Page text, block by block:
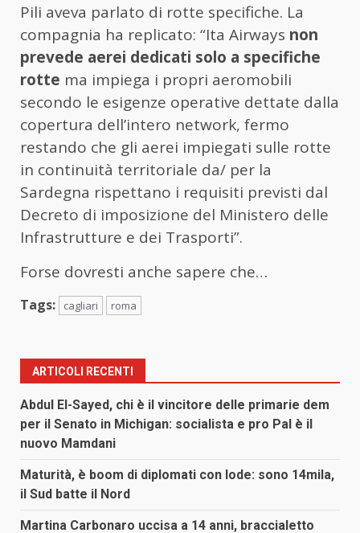
Pili aveva parlato di rotte specifiche. La
compagnia ha replicato: “Ita Airways non
prevede aerei dedicati solo a specifiche
rotte ma impiega i propri aeromobili
secondo le esigenze operative dettate dalla
copertura dell’intero network, fermo
restando che gli aerei impiegati sulle rotte
in continuità territoriale da/ per la
Sardegna rispettano i requisiti previsti dal
Decreto di imposizione del Ministero delle
Infrastrutture e dei Trasporti”.
Forse dovresti anche sapere che…
Tags: cagliari roma
ARTICOLI RECENTI
Abdul El-Sayed, chi è il vincitore delle primarie dem
per il Senato in Michigan: socialista e pro Pal è il
nuovo Mamdani
Maturità, è boom di diplomati con lode: sono 14mila,
il Sud batte il Nord
Martina Carbonaro uccisa a 14 anni, braccialetto